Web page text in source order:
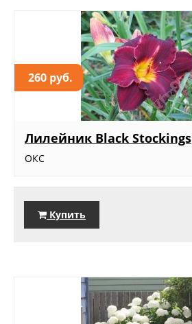
260 руб.
Лилейник Black Stockings
ОКС
Купить